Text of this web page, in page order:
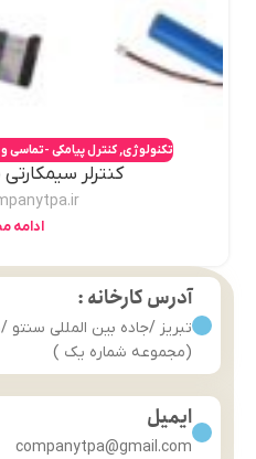
تکنولوژی, کنترل پیامکی -تماسی
کنترلر سیمکارتی
ادامه
آدرس کارخانه :
تبریز /جاده بین المللی
(مجموعه شماره یک )
ایمیل
companytpa@gmail.com